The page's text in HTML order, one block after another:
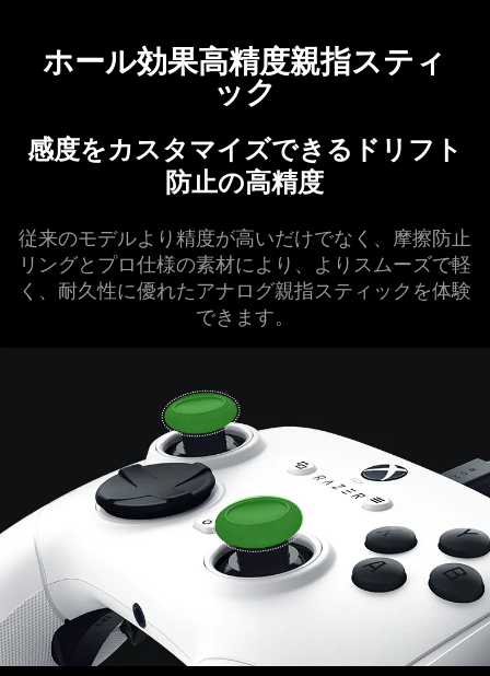
ホール効果高精度親指スティ
ック
感度をカスタマイズできるドリフト
防止の高精度
従来のモデルより精度が高いだけでなく、摩擦防止
リングとプロ仕様の素材により、よりスムーズで軽
く、耐久性に優れたアナログ親指スティックを体験
でき ます。